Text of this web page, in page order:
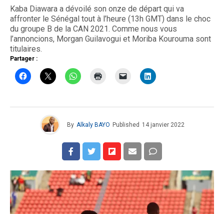
Kaba Diawara a dévoilé son onze de départ qui va
affronter le Sénégal tout à l’heure (13h GMT) dans le choc
du groupe B de la CAN 2021. Comme nous vous
l’annoncions, Morgan Guilavogui et Moriba Kourouma sont
titulaires.
Partager :
By Alkaly BAYO Published 14 janvier 2022